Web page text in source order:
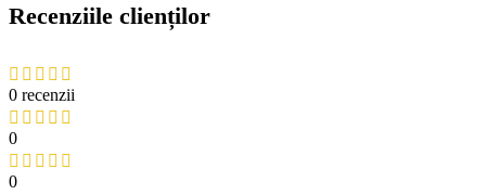
Recenziile clienților
0 recenzii
0
0